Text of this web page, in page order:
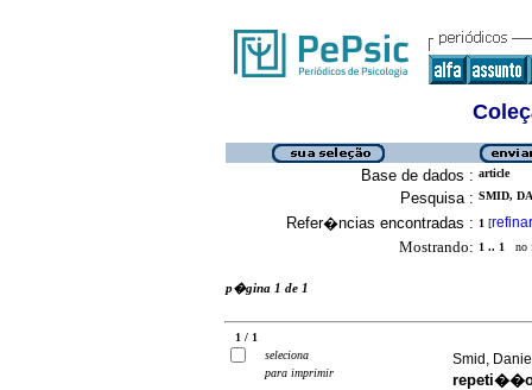
Base de dados : article
Pesquisa : SMID,
Refer�ncias encontradas : 1 [refinar
Mostrando: 1 .. 1 no
p�gina 1 de 1
1 / 1
seleciona
para imprimir
Smid,
repeti��o